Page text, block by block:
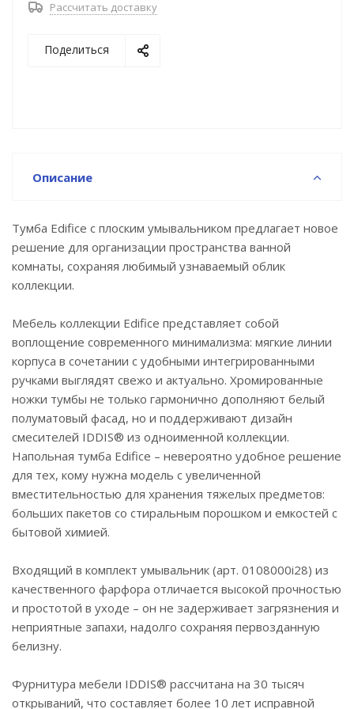
невероятно удобное решение для тех, кому нужна
хранения тяжелых предметов: больших пакетов со
высокой прочностью и простотой в уходе – он не
Фурнитура мебели IDDIS® рассчитана на 30 тысяч
открываний, что составляет более 10 лет
исправной работы.
Гарантия на мебель IDDIS® – 3 года.
Рассчитать доставку
Поделиться
Описание
Тумба Edifice с плоским умывальником предлагает новое
решение для организации пространства ванной
комнаты, сохраняя любимый узнаваемый облик
коллекции.
Мебель коллекции Edifice представляет собой
воплощение современного минимализма: мягкие линии
корпуса в сочетании с удобными интегрированными
ручками выглядят свежо и актуально. Хромированные
ножки тумбы не только гармонично дополняют белый
полуматовый фасад, но и поддерживают дизайн
смесителей IDDIS® из одноименной коллекции.
Напольная тумба Edifice – невероятно удобное решение
для тех, кому нужна модель с увеличенной
вместительностью для хранения тяжелых предметов:
больших пакетов со стиральным порошком и емкостей с
бытовой химией.
Входящий в комплект умывальник (арт. 0108000i28) из
качественного фарфора отличается высокой прочностью
и простотой в уходе – он не задерживает загрязнения и
неприятные запахи, надолго сохраняя первозданную
белизну.
Фурнитура мебели IDDIS® рассчитана на 30 тысяч
открываний, что составляет более 10 лет исправной